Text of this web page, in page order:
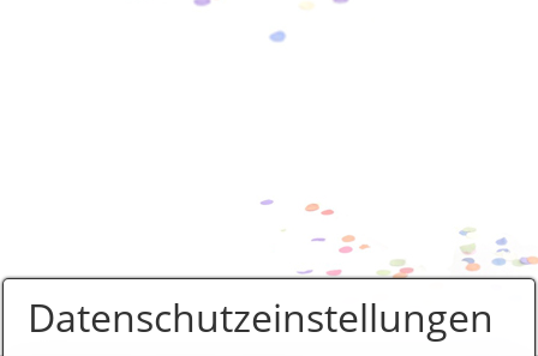
Datenschutzeinstellungen